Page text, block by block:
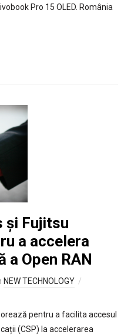
Pro 15 OLED. România
și Fujitsu
a accelera
a Open RAN
NEW TECHNOLOGY
pentru a facilita accesul
(CSP) la accelerarea